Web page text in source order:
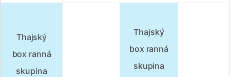
Thajský
box ranná
skupina
Thajský
box ranná
skupina